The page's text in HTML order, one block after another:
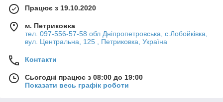
Працює з 19.10.2020
м. Петриковка
тел. 097-556-57-58 обл Дніпропетровська, с.Лобойківка,
вул. Центральна, 125 , Петриковка, Україна
Контакти
Сьогодні працює з 08:00 до 19:00
Показати весь графік роботи